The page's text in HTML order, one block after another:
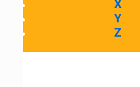
X
Y
Z